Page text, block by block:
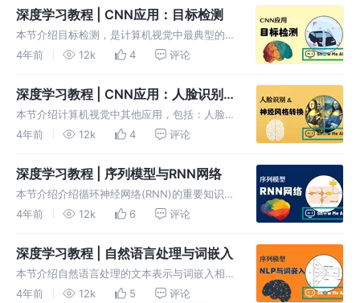
Network，1x1卷积，
深度学习教程 | CNN应用：目标检测
本节介绍目标检测，是计算机视觉中最典型的应
用之一，主要内容包括：目标定位，特征点检
YOLO，RCNN等。
4年前 12k 4 评论
深度学习教程 | CNN应用：人脸识别和
神经风格转换
本节介绍计算机视觉中其他应用，包括：人脸识
别、Siamese网络、三元组损失Triplet loss、
与3D卷积。
4年前 12k 4 评论
深度学习教程 | 序列模型与RNN网络
本节介绍介绍循环神经网络(RNN)的重要知识，
包括：循环神经网络RNN，语言模型，采样生
循环单元)，LSTM(长短期记忆)，双向与深度
4年前 12k 6 评论
深度学习教程 | 自然语言处理与词嵌入
本节介绍自然语言处理的文本表示与词嵌入相关
知识，包括：词嵌入与迁移学习/类比推理，词
4年前 12k 5 评论